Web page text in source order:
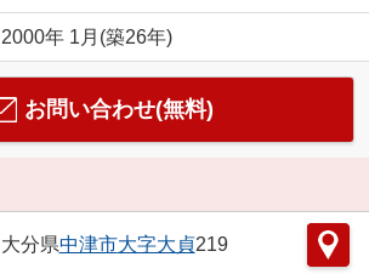
2000年 1月(築26年)
お問い合わせ(無料)
大分県中津市大字大貞219